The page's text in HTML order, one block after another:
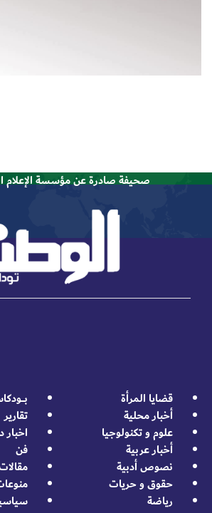
صحيفة صادرة عن مؤسسة الإعلام
قضايا المرأة
أخبار محلية
تقارير
علوم و تكنولوجيا
اخبار
أخبار عربية
فن
نصوص أدبية
حقوق و حريات
رياضة